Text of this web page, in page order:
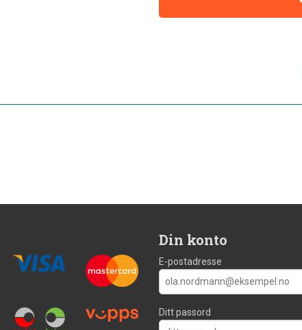
Din konto
E-postadresse
Ditt passord